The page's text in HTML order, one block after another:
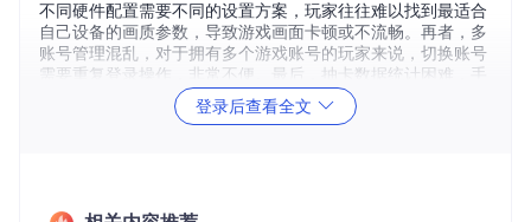
不同硬件配置需要不同的设置方案，玩家往往难以找到最适合
自己设备的画质参数，导致游戏画面卡顿或不流畅。再者，多
账号管理混乱，对于拥有多个游戏账号的玩家来说，切换账号
需要重复登录操作，非常不便。最后，抽卡数据统计困难，手
动记录抽卡信息容易遗漏，且无法进行有效的概率分析和保底
预测，影响资源规划。
优化启动流程：从多步到一键的蜕变
登录后查看全文